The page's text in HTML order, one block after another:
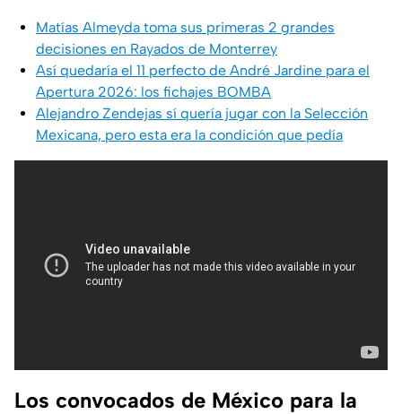
Matías Almeyda toma sus primeras 2 grandes
decisiones en Rayados de Monterrey
Así quedaría el 11 perfecto de André Jardine para el
Apertura 2026: los fichajes BOMBA
Alejandro Zendejas sí quería jugar con la Selección
Mexicana, pero esta era la condición que pedía
Los convocados de México para la